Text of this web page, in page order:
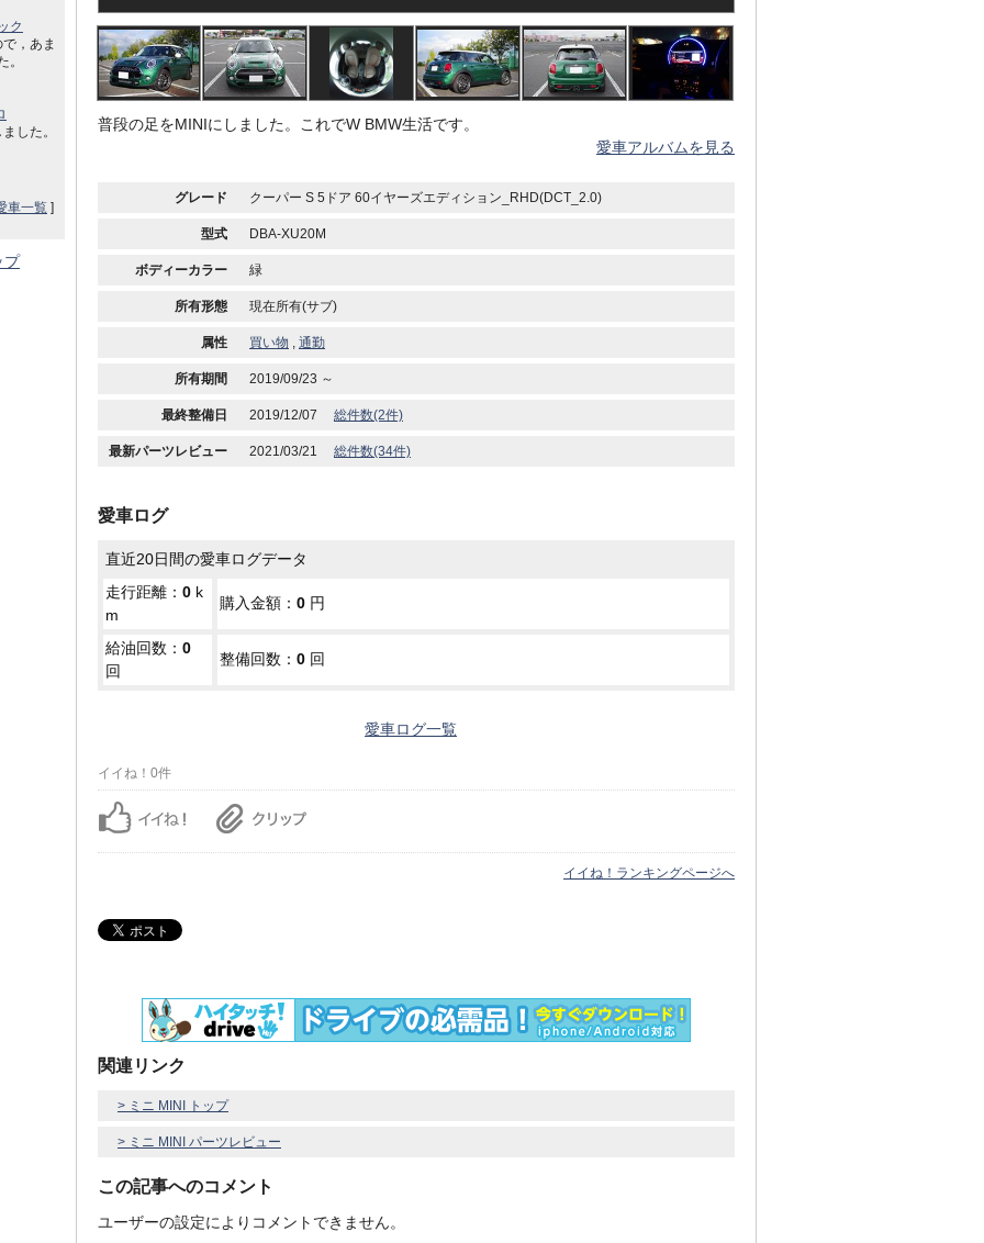
普段の足をMINIにしました。これでW BMW生活です。
愛車アルバムを見る
グレード クーパー S 5ドア 60イヤーズエディション_RHD(DCT_2.0)
型式 DBA-XU20M
ボディーカラー 緑
所有形態 現在所有(サブ)
属性 買い物 , 通勤
所有期間 2019/09/23 ～
最終整備日 2019/12/07 総件数(2件)
最新パーツレビュー 2021/03/21 総件数(34件)
愛車ログ
直近20日間の愛車ログデータ
走行距離： 0 k
m
購入金額： 0 円
給油回数： 0
回
整備回数： 0 回
愛車ログ一覧
イイね！0件
イイね！ランキングページへ
関連リンク
> ミニ MINI トップ
> ミニ MINI パーツレビュー
この記事へのコメント
ユーザーの設定によりコメントできません。
ク
，あま
。
した。
車一覧 ]
プ